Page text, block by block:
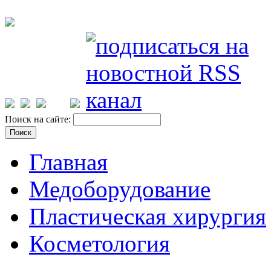
Поиск на сайте:
Главная
Медоборудование
Пластическая хирургия
Косметология